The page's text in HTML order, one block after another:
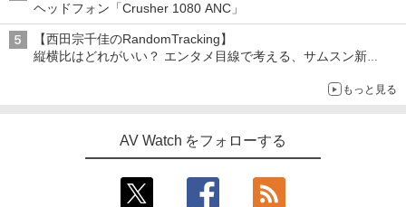
ヘッドフォン「Crusher 1080 ANC」
【西田宗千佳のRandomTracking】
縦横比はどれがいい？ エンタメ目線で考える、サムスン新
もっと見る
AV Watch をフォローする